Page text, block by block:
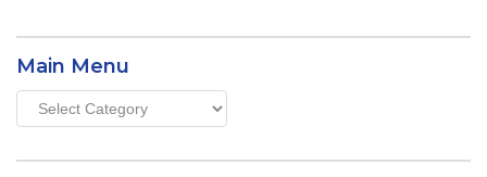
Main Menu
Main
Menu